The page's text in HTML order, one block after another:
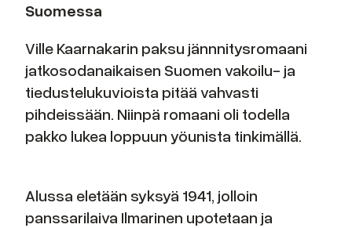
Suomessa
Ville Kaarnakarin paksu jännnitysromaani
jatkosodanaikaisen Suomen vakoilu- ja
tiedustelukuvioista pitää vahvasti
pihdeissään. Niinpä romaani oli todella
pakko lukea loppuun yöunista tinkimällä.
Alussa eletään syksyä 1941, jolloin
panssarilaiva Ilmarinen upotetaan ja